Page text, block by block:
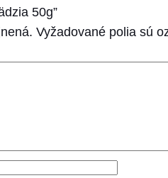
50g”
Vyžadované polia sú